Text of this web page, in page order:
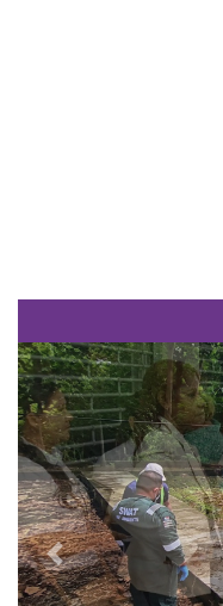
Previous